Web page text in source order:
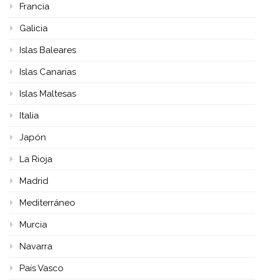
Francia
Galicia
Islas Baleares
Islas Canarias
Islas Maltesas
Italia
Japón
La Rioja
Madrid
Mediterráneo
Murcia
Navarra
País Vasco